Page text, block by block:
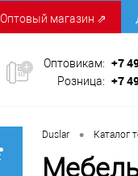
магазин ⇗
Оптовикам: +7
Розница: +7
Duslar • Каталог